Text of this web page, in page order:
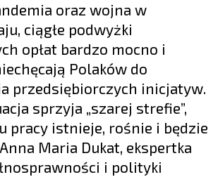
oraz wojna w
ciągłe podwyżki
opłat bardzo mocno i
Polaków do
przedsiębiorczych inicjatyw.
sprzyja „szarej strefie”,
pracy istnieje, rośnie i będzie
Maria Dukat, ekspertka
i polityki